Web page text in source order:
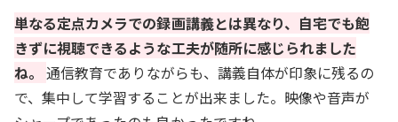
単なる定点カメラでの録画講義とは異なり、自宅でも飽
きずに視聴できるような工夫が随所に感じられました
ね。 通信教育でありながらも、講義自体が印象に残るの
で、集中して学習することが出来ました。映像や音声が